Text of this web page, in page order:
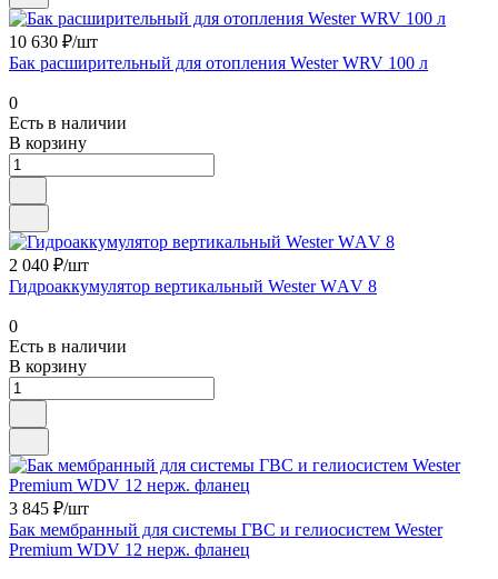
10 630 ₽/шт
Бак расширительный для отопления Wester WRV 100 л
0
Есть в наличии
В корзину
2 040 ₽/шт
Гидроаккумулятор вертикальный Wester WАV 8
0
Есть в наличии
В корзину
3 845 ₽/шт
Бак мембранный для системы ГВС и гелиосистем Wester
Premium WDV 12 нерж. фланец